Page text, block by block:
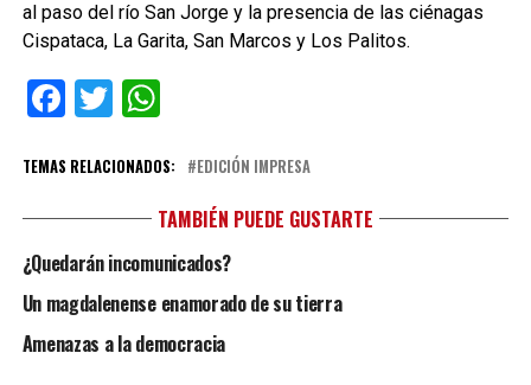
al paso del río San Jorge y la presencia de las ciénagas
Cispataca, La Garita, San Marcos y Los Palitos.
Facebook
TwitterWhatsApp
TEMAS RELACIONADOS: EDICIÓN IMPRESA
TAMBIÉN PUEDE GUSTARTE
¿Quedarán incomunicados?
Un magdalenense enamorado de su tierra
Amenazas a la democracia